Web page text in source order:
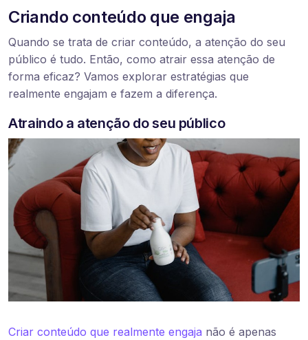
Criando conteúdo que engaja
Quando se trata de criar conteúdo, a atenção do seu
público é tudo. Então, como atrair essa atenção de
forma eficaz? Vamos explorar estratégias que
realmente engajam e fazem a diferença.
Atraindo a atenção do seu público
Criar conteúdo que realmente engaja não é apenas